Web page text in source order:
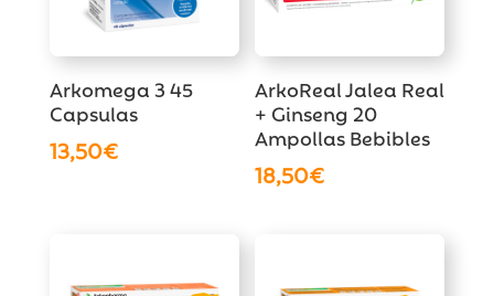
Arkomega 3 45
Capsulas
13,50€
ArkoReal Jalea Real
+ Ginseng 20
Ampollas Bebibles
18,50€